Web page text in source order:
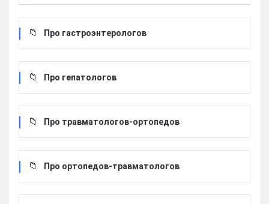
Про гастроэнтерологов
Про гепатологов
Про травматологов-ортопедов
Про ортопедов-травматологов